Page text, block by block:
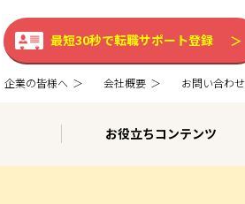
最短30秒で転職サポート登録
企業の皆様へ 会社概要 お問い合わせ
お役立ちコンテンツ